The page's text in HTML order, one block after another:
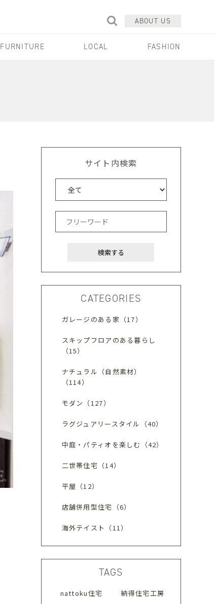
ABOUT US
FURNITURE LOCAL FASHION
サイト内検索
CATEGORIES
ガレージのある家（17）
スキップフロアのある暮らし
（15）
ナチュラル（自然素材）
（114）
モダン（127）
ラグジュアリースタイル（40）
中庭・パティオを楽しむ（42）
二世帯住宅（14）
平屋（12）
店舗併用型住宅（6）
海外テイスト（11）
TAGS
nattoku住宅 納得住宅工房